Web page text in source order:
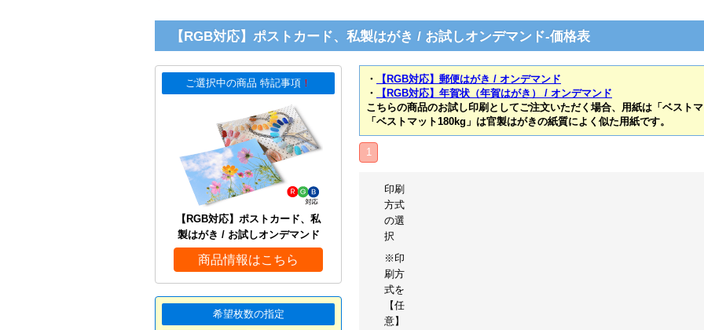
【RGB対応】ポストカード、私製はがき / お試しオンデマンド-価格表
ご選択中の商品 特記事項 ！
【RGB対応】ポストカード、私
製はがき / お試しオンデマンド
商品情報はこちら
希望枚数の指定
・
【RGB対応】郵便はがき / オンデマンド
・
【RGB対応】年賀状（年賀はがき） / オンデマンド
こちらの商品のお試し印刷としてご注文いただく場合、用紙は「ベスト
「ベストマット180kg」は官製はがきの紙質によく似た用紙です。
1
印刷
方式
の選
択
※印
刷方
式を
【任
意】